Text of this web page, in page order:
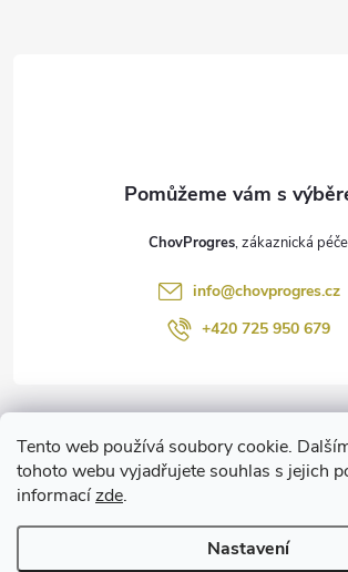
Tento web používá soubory cookie.
tohoto webu vyjadřujete souhlas s jejich
informacízde.
Nastavení
ChovProgres
info@chovprogres.cz
+420 725 950 679